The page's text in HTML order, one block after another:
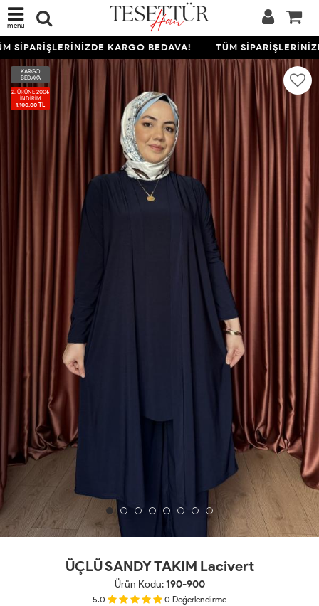
menü
SİPARİŞLERİNİZDE KARGO BEDAVA! TÜM
KARGO
BEDAVA
2. ÜRÜNE 200₺
İNDIRIM
1.100,00 TL
ÜÇLÜ SANDY TAKIM Lacivert
Ürün Kodu:190-900
5.0 0 Değerlendirme